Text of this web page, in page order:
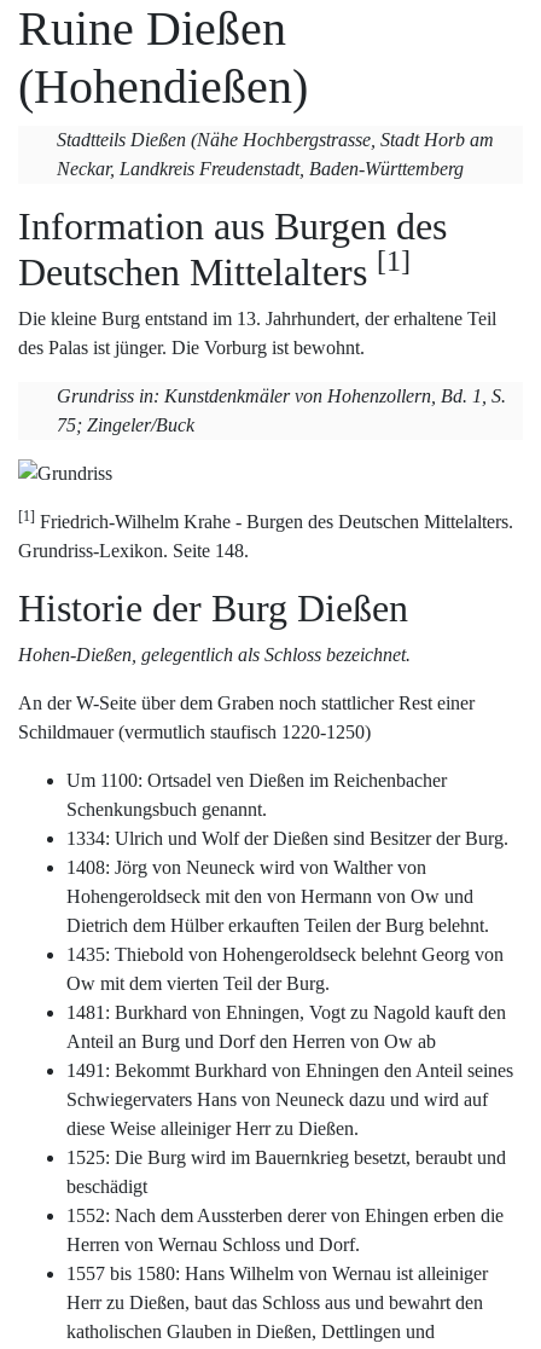
Ruine Dießen
(Hohendießen)
Stadtteils Dießen (Nähe Hochbergstrasse, Stadt Horb am
Neckar, Landkreis Freudenstadt, Baden-Württemberg
Information aus Burgen des
Deutschen Mittelalters [1]
Die kleine Burg entstand im 13. Jahrhundert, der erhaltene Teil
des Palas ist jünger. Die Vorburg ist bewohnt.
Grundriss in: Kunstdenkmäler von Hohenzollern, Bd. 1, S.
75; Zingeler/Buck
[1] Friedrich-Wilhelm Krahe - Burgen des Deutschen Mittelalters.
Grundriss-Lexikon. Seite 148.
Historie der Burg Dießen
Hohen-Dießen, gelegentlich als Schloss bezeichnet.
An der W-Seite über dem Graben noch stattlicher Rest einer
Schildmauer (vermutlich staufisch 1220-1250)
Um 1100: Ortsadel ven Dießen im Reichenbacher
Schenkungsbuch genannt.
1334: Ulrich und Wolf der Dießen sind Besitzer der Burg.
1408: Jörg von Neuneck wird von Walther von
Hohengeroldseck mit den von Hermann von Ow und
Dietrich dem Hülber erkauften Teilen der Burg belehnt.
1435: Thiebold von Hohengeroldseck belehnt Georg von
Ow mit dem vierten Teil der Burg.
1481: Burkhard von Ehningen, Vogt zu Nagold kauft den
Anteil an Burg und Dorf den Herren von Ow ab
1491: Bekommt Burkhard von Ehningen den Anteil seines
Schwiegervaters Hans von Neuneck dazu und wird auf
diese Weise alleiniger Herr zu Dießen.
1525: Die Burg wird im Bauernkrieg besetzt, beraubt und
beschädigt
1552: Nach dem Aussterben derer von Ehingen erben die
Herren von Wernau Schloss und Dorf.
1557 bis 1580: Hans Wilhelm von Wernau ist alleiniger
Herr zu Dießen, baut das Schloss aus und bewahrt den
katholischen Glauben in Dießen, Dettlingen und